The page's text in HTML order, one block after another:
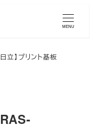
MENU
日立】プリント基板
RAS-